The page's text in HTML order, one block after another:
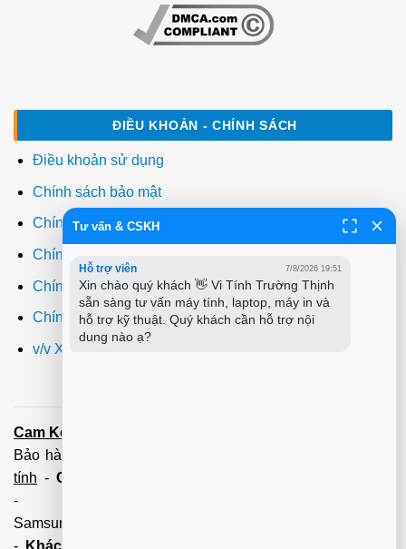
ĐIỀU KHOẢN - CHÍNH SÁCH
Điều khoản sử dụng
Chính sách bảo mật
Chính sách thanh toán
Chính sách giao hàng
Chính sách đổi trả
Chính sách bảo hành
v/v Xuất hóa đơn đỏ VAT
Cam Kết:
Bảo hành tận tâm - Xuất hóa đơn đỏ đầy đủ
tính - Cài Win Tận Nơi
-
Samsung,Brother,Xeroc,Panasonic): 100 - 180,000 vnđ
-
Khách hàng lưu ý:
Tư vấn & CSKH
Hỗ trợ viên 7/8/2026 19:51
Xin chào quý khách 👋 Vi Tính Trường Thịnh
sẵn sàng tư vấn máy tính, laptop, máy in và
hỗ trợ kỹ thuật. Quý khách cần hỗ trợ nội
dung nào ạ?